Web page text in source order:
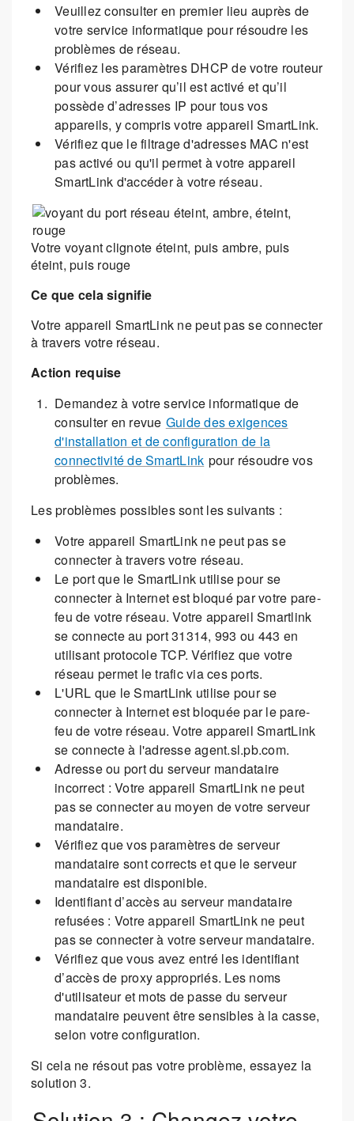
Veuillez consulter en premier lieu auprès de
votre service informatique pour résoudre les
problèmes de réseau.
Vérifiez les paramètres DHCP de votre routeur
pour vous assurer qu’il est activé et qu’il
possède d’adresses IP pour tous vos
appareils, y compris votre appareil SmartLink.
Vérifiez que le filtrage d'adresses MAC n'est
pas activé ou qu'il permet à votre appareil
SmartLink d'accéder à votre réseau.
Votre voyant clignote éteint, puis ambre, puis
éteint, puis rouge
Ce que cela signifie
Votre appareil SmartLink ne peut pas se connecter
à travers votre réseau.
Action requise
Demandez à votre service informatique de
consulter en revue Guide des exigences
d'installation et de configuration de la
connectivité de SmartLink pour résoudre vos
problèmes.
Les problèmes possibles sont les suivants :
Votre appareil SmartLink ne peut pas se
connecter à travers votre réseau.
Le port que le SmartLink utilise pour se
connecter à Internet est bloqué par votre pare-
feu de votre réseau. Votre appareil Smartlink
se connecte au port 31314, 993 ou 443 en
utilisant protocole TCP. Vérifiez que votre
réseau permet le trafic via ces ports.
L'URL que le SmartLink utilise pour se
connecter à Internet est bloquée par le pare-
feu de votre réseau. Votre appareil SmartLink
se connecte à l'adresse agent.sl.pb.com.
Adresse ou port du serveur mandataire
incorrect : Votre appareil SmartLink ne peut
pas se connecter au moyen de votre serveur
mandataire.
Vérifiez que vos paramètres de serveur
mandataire sont corrects et que le serveur
mandataire est disponible.
Identifiant d’accès au serveur mandataire
refusées : Votre appareil SmartLink ne peut
pas se connecter à votre serveur mandataire.
Vérifiez que vous avez entré les identifiant
d’accès de proxy appropriés. Les noms
d'utilisateur et mots de passe du serveur
mandataire peuvent être sensibles à la casse,
selon votre configuration.
Si cela ne résout pas votre problème, essayez la
solution 3.